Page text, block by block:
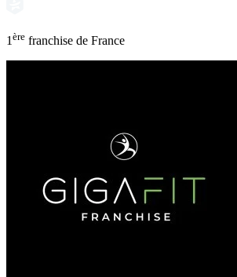
1 ère franchise de France